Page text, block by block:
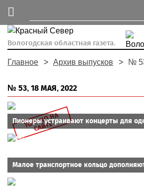
Вологодская областная газета.
Главное Архив выпусков №
№ 53, 18 МАЯ, 2022
Т
О
Л
Ь
К
О
Н
А
С
А
Й
Т
Е
Пионеры устраивают концерты для
Малое транспортное кольцо